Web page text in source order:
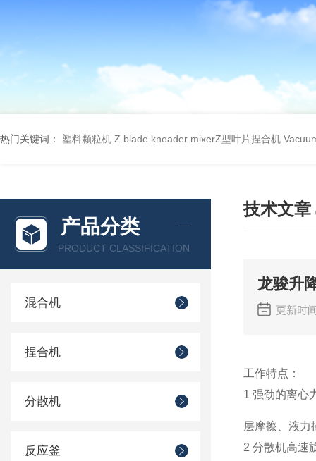
热门关键词： 塑料颗粒机 Z blade kneader mixerZ型叶片捏合机
产品分类
PRODUCT CLASSIFICATION
混合机
捏合机
分散机
反应釜
技术文章
龙骏升
更新时
工作特点：
1 强劲的离心
层摩擦、液力
2 分散机高速